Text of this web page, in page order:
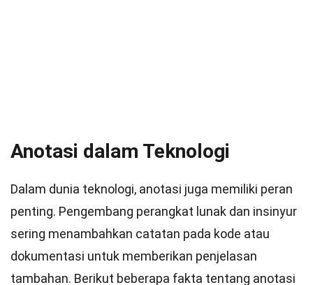
Anotasi dalam Teknologi
Dalam dunia teknologi, anotasi juga memiliki peran
penting. Pengembang perangkat lunak dan insinyur
sering menambahkan catatan pada kode atau
dokumentasi untuk memberikan penjelasan
tambahan. Berikut beberapa fakta tentang anotasi